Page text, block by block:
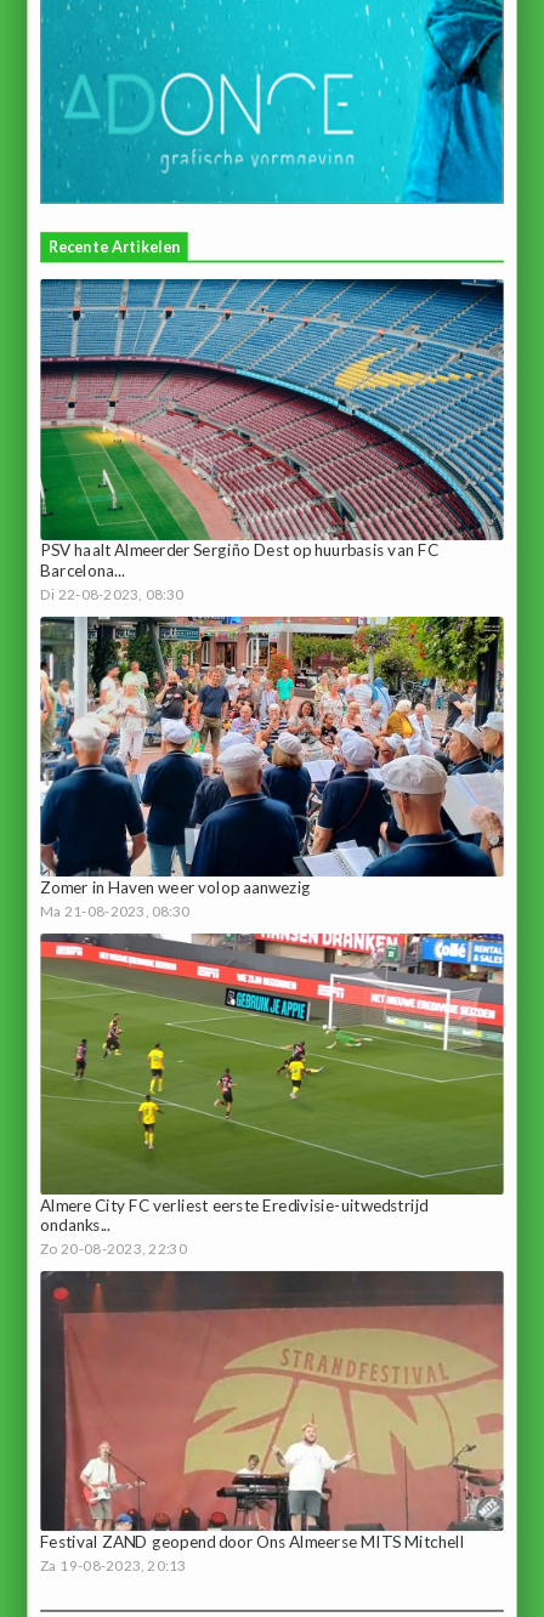
Recente Artikelen
PSV haalt Almeerder Sergiño Dest op huurbasis van FC
Barcelona...
Di 22-08-2023, 08:30
Zomer in Haven weer volop aanwezig
Ma 21-08-2023, 08:30
Almere City FC verliest eerste Eredivisie-uitwedstrijd
ondanks...
Zo 20-08-2023, 22:30
Festival ZAND geopend door Ons Almeerse MITS Mitchell
Za 19-08-2023, 20:13